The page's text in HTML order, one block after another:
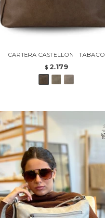
CARTERA CASTELLON - TABACO
$ 2.179